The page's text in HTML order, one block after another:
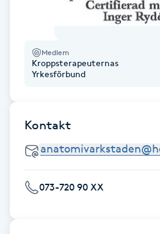
Hollywood Peel
Hot Stone Massage
Hot yoga
Medlem
Kroppsterapeuternas
Yrkesförbund
Kontakt
073-720 90 XX